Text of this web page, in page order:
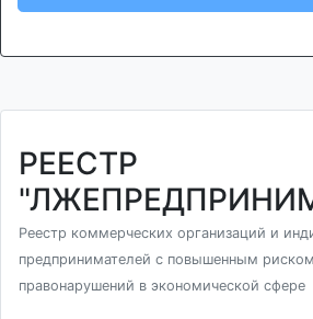
РЕЕСТР
Реестр коммерческих организаций и
предпринимателей с повышенным
правонарушений в экономической сфере